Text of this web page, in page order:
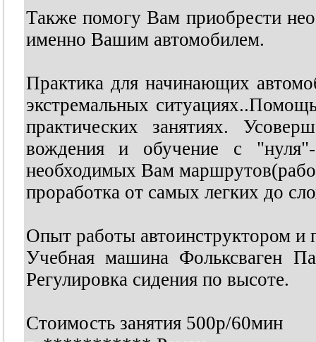
Также помогу Вам приобрести
именно Вашим автомобилем.
Практика для начинающих
экстремальных
практических занятиях.
вождения и обучение с "нуля"-
необходимых Вам
проработка от самых легких до
Опыт работы автоинструктором и
Учебная машина Фольксваген
Регулировка сидения по высоте.
Стоимость занятия 500р/60мин